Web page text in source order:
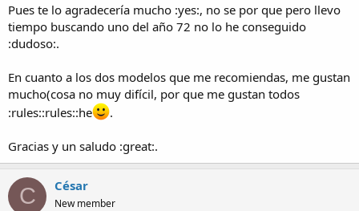
Pues te lo agradecería mucho :yes:, no se por que pero llevo
tiempo buscando uno del año 72 no lo he conseguido
:dudoso:.
En cuanto a los dos modelos que me recomiendas, me gustan
mucho(cosa no muy difícil, por que me gustan todos
:rules::rules::he
.
Gracias y un saludo :great:.
C César
New member